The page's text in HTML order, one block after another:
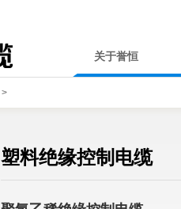
关于誉恒
>
塑料绝缘控制电缆